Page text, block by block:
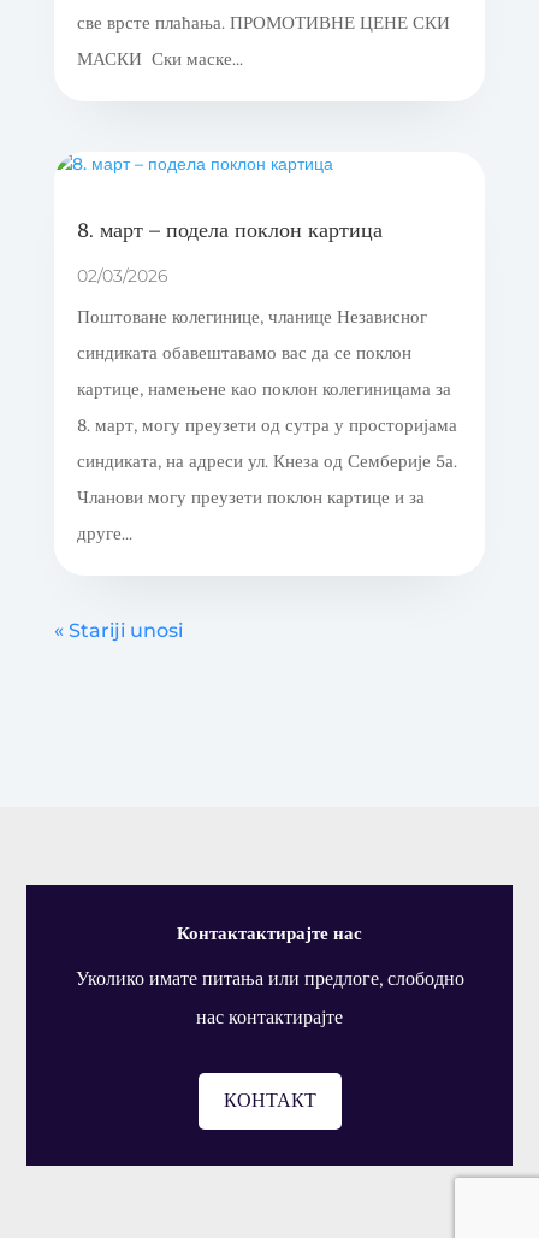
све врсте плаћања. ПРОМОТИВНЕ ЦЕНЕ СКИ
МАСКИ Ски маске...
8. март – подела поклон картица
02/03/2026
Поштоване колегинице, чланице Независног
синдиката обавештавамо вас да се поклон
картице, намењене као поклон колегиницама за
8. март, могу преузети од сутра у просторијама
синдиката, на адреси ул. Кнеза од Семберије 5а.
Чланови могу преузети поклон картице и за
друге...
« Stariji unosi
Контактактирајте нас
Уколико имате питања или предлоге, слободно
нас контактирајте
КОНТАКТ